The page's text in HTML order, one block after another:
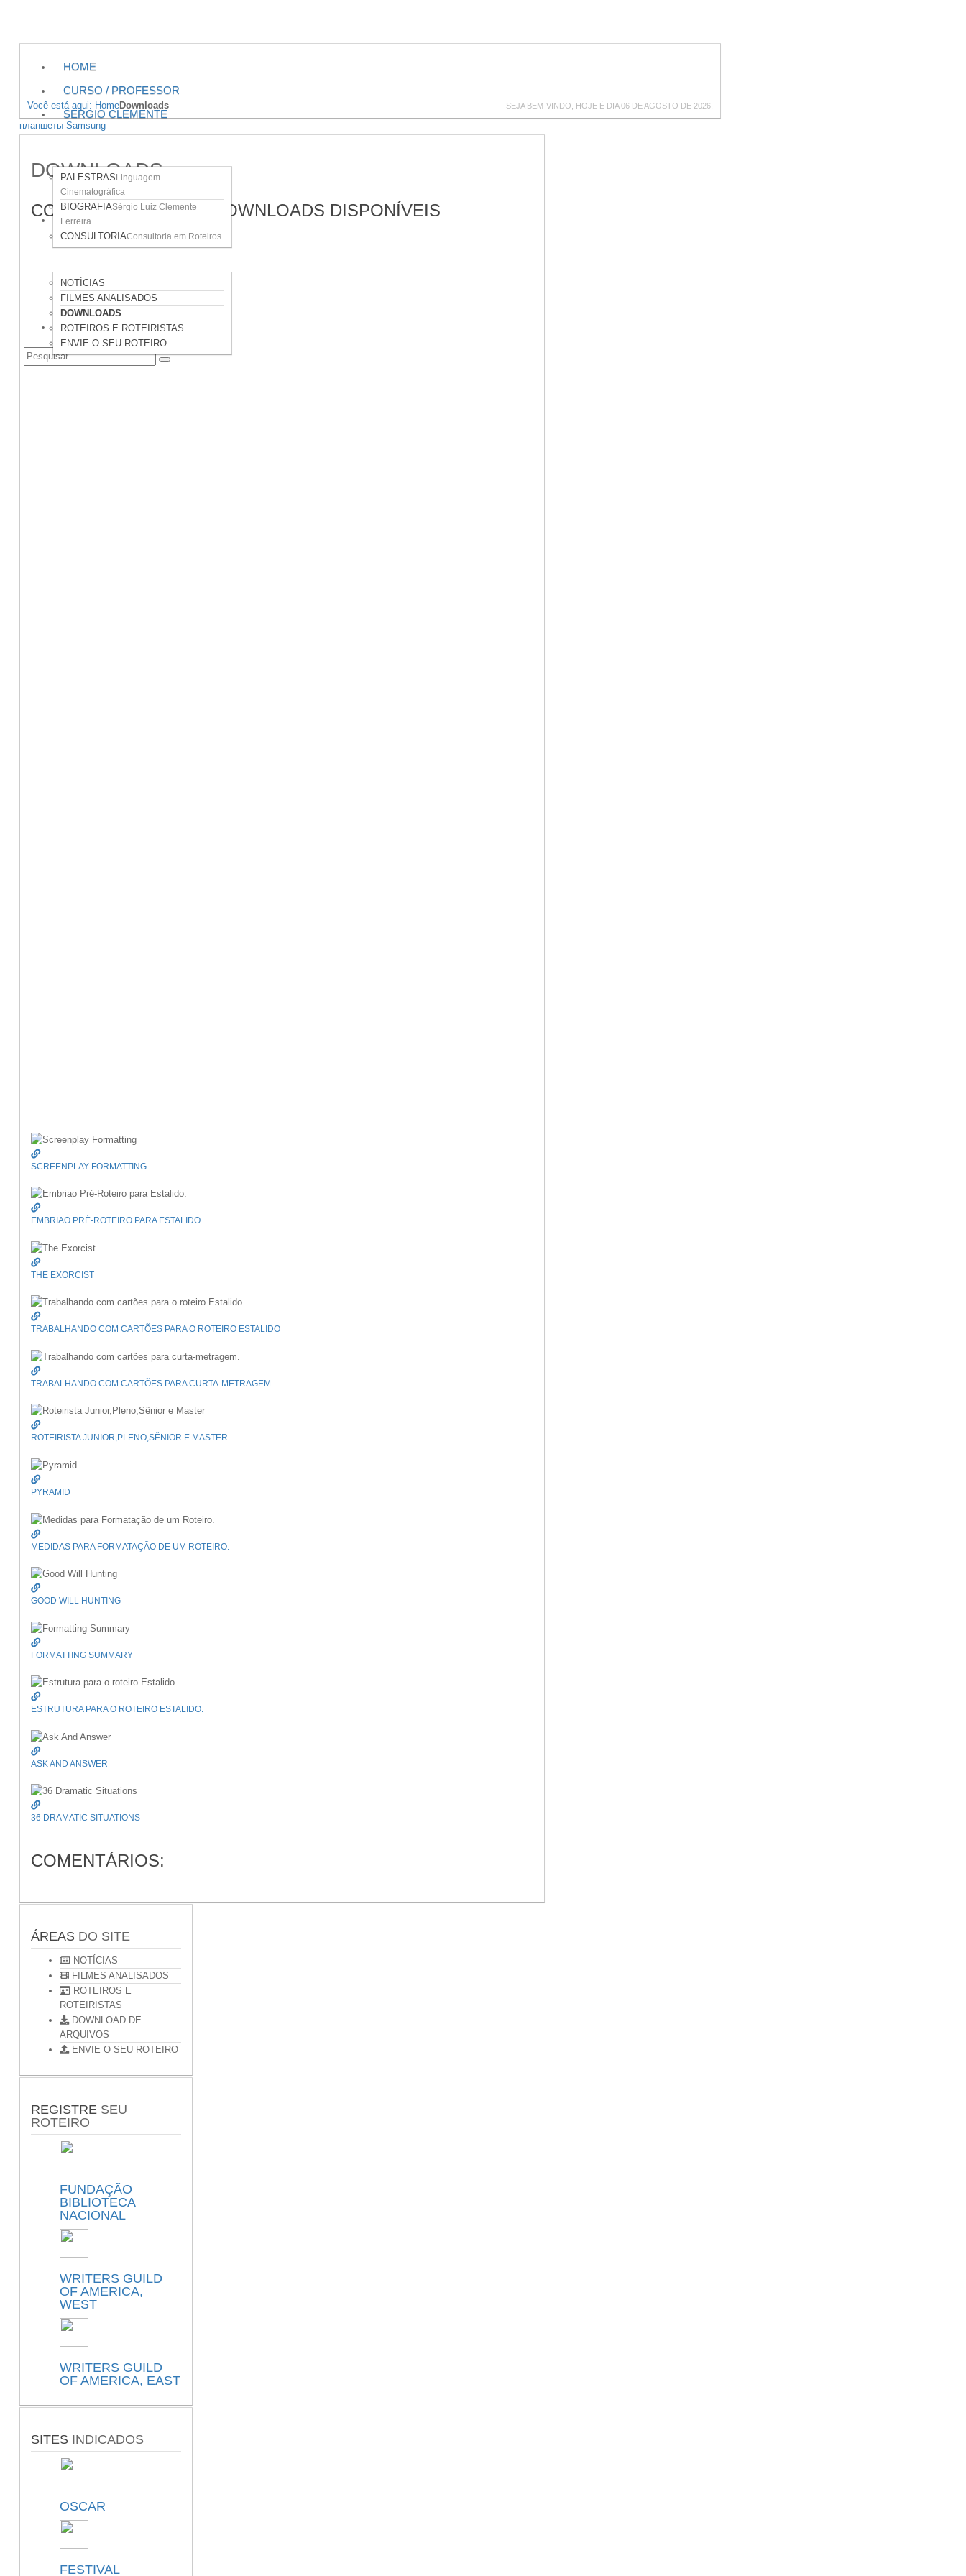
HOME
CURSO / PROFESSOR
SERGIO CLEMENTE
PALESTRAS Linguagem
Cinematográfica
BIOGRAFIASérgio Luiz Clemente
Ferreira
CONSULTORIAConsultoria em Roteiros
ÁREAS DO SITE
NOTÍCIAS
FILMES ANALISADOS
DOWNLOADS
ROTEIROS E ROTEIRISTAS
ENVIE O SEU ROTEIRO
CONTATO
SEJA BEM-VINDO, HOJE É DIA 06 DE AGOSTO DE 2026.
Você está aqui: HomeDownloads
планшеты Samsung
DOWNLOADS
CONFIRA ABAIXO OS DOWNLOADS DISPONÍVEIS
SCREENPLAY FORMATTING
EMBRIAO PRÉ-ROTEIRO PARA ESTALIDO.
THE EXORCIST
TRABALHANDO COM CARTÕES PARA O ROTEIRO ESTALIDO
TRABALHANDO COM CARTÕES PARA CURTA-METRAGEM.
ROTEIRISTA JUNIOR,PLENO,SÊNIOR E MASTER
PYRAMID
MEDIDAS PARA FORMATAÇÃO DE UM ROTEIRO.
GOOD WILL HUNTING
FORMATTING SUMMARY
ESTRUTURA PARA O ROTEIRO ESTALIDO.
ASK AND ANSWER
36 DRAMATIC SITUATIONS
COMENTÁRIOS:
ÁREAS DO SITE
NOTÍCIAS
FILMES ANALISADOS
ROTEIROS E
ROTEIRISTAS
DOWNLOAD DE
ARQUIVOS
ENVIE O SEU ROTEIRO
REGISTRE SEU
ROTEIRO
FUNDAÇÃO
BIBLIOTECA
NACIONAL
WRITERS GUILD
OF AMERICA,
WEST
WRITERS GUILD
OF AMERICA, EAST
SITES INDICADOS
OSCAR
FESTIVAL